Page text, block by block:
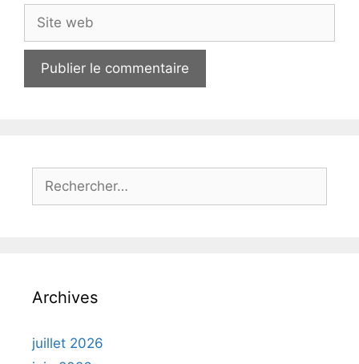
web
Archives
juillet 2026